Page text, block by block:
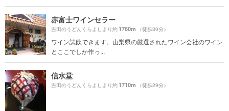
赤富士ワインセラー
吉田のうどんくらよしより約1760m （徒歩30分）
ワイン試飲できます。山梨県の厳選されたワイン会社のワイン
とここでしか作っ...
信水堂
吉田のうどんくらよしより約1710m （徒歩29分）